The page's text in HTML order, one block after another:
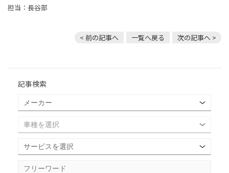
担当：長谷部
< 前の記事へ 一覧へ戻る 次の記事へ >
記事検索